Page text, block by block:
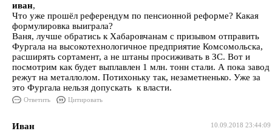
иван,
Что уже прошёл референдум по пенсионной реформе? Какая
формулировка выиграла?
Ваня, лучше обратись к Хабаровчанам с призывом отправить
Фургала на высокотехнологичное предприятие Комсомольска,
расширять сортамент, а не штаны просиживать в ЗС. Вот и
посмотрим как будет выплавлен 1 млн. тонн стали. А пока завод
режут на металлолом. Потихоньку так, незаметненько. Уже за
это Фургала нельзя допускать к власти.
Ответить Цитировать
10.09.2018 23:44:09
Иван